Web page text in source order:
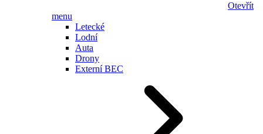
Otevřít
menu
Letecké
Lodní
Auta
Drony
Externí BEC